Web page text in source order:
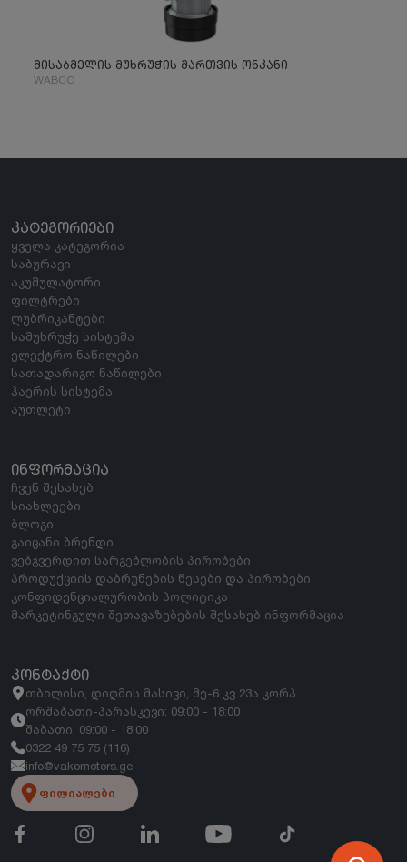
მისაბმელის მუხრუჭის მართვის ონკანი
WABCO
ᲙᲐᲢᲔᲒᲝᲠᲘᲔᲑᲘ
ყველა კატეგორია
საბურავი
აკუმულატორი
ფილტრები
ლუბრიკანტები
სამუხრუჭე სისტემა
ელექტრო ნაწილები
სათადარიგო ნაწილები
ჰაერის სისტემა
აუთლეტი
ᲘᲜᲤᲝᲠᲛᲐᲪᲘᲐ
ჩვენ შესახებ
სიახლეები
ბლოგი
გაიცანი ბრენდი
ვებგვერდით სარგებლობის პირობები
პროდუქციის დაბრუნების წესები და პირობები
კონფიდენციალურობის პოლიტიკა
მარკეტინგული შეთავაზებების შესახებ ინფორმაცია
ᲙᲝᲜᲢᲐᲥᲢᲘ
თბილისი, დიღმის მასივი, მე-6 კვ 23ა კორპ
ორშაბათი-პარასკევი: 09:00 - 18:00
შაბათი: 09:00 - 18:00
0322 49 75 75 (116)
info@vakomotors.ge
ფილიალები